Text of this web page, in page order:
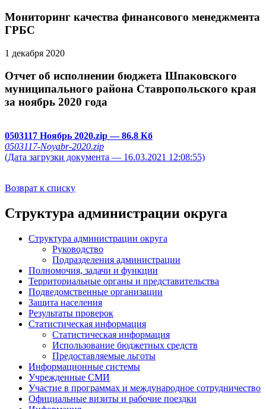
Мониторинг качества финансового менеджмента
ГРБС
1 декабря 2020
Отчет об исполнении бюджета Шпаковского
муниципального района Ставропольского края
за ноябрь 2020 года
0503117 Ноябрь 2020.zip— 86.8 Кб
0503117-Noyabr-2020.zip
(Дата загрузки документа — 16.03.2021 12:08:55)
Возврат к списку
Структура администрации округа
Структура администрации округа
Руководство
Подразделения администрации
Полномочия, задачи и функции
Территориальные органы и представительства
Подведомственные организации
Защита населения
Результаты проверок
Статистическая информация
Статистическая информация
Использование бюджетных средств
Предоставляемые льготы
Информационные системы
Учрежденные СМИ
Участие в программах и международное сотрудничество
Официальные визиты и рабочие поездки